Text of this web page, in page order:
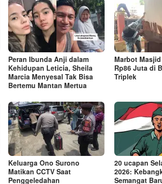
Peran Ibunda Anji dalam
Kehidupan Leticia, Sheila
Marcia Menyesal Tak Bisa
Bertemu Mantan Mertua
Marbot
Rp86 Juta di
Triplek
Keluarga Ono Surono
Matikan CCTV Saat
Penggeledahan
20 ucapan
2026:
Semangat